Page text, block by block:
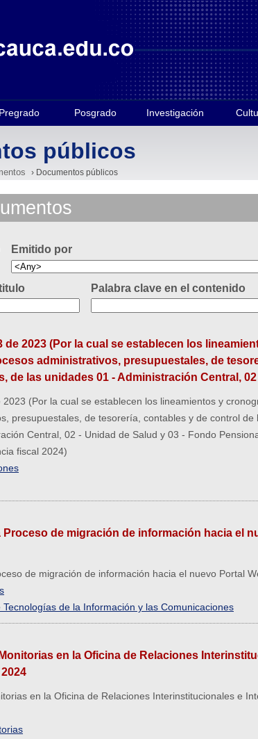
Pregrado Posgrado Investigación
públicos
› Documentos públicos
Emitido por
Palabra clave en el contenido
de 2023 (Por la cual se establecen los
administrativos, presupuestales, de
de las unidades 01 - Administración Central,
(Por la cual se establecen los lineamientos y
presupuestales, de tesorería, contables y de control de
Central, 02 - Unidad de Salud y 03 - Fondo
fiscal 2024)
de migración de información hacia el
de migración de información hacia el nuevo Portal
Tecnologías de la Información y las Comunicaciones
en la Oficina de Relaciones
en la Oficina de Relaciones Interinstitucionales e